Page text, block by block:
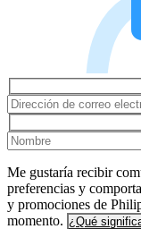
Me gustaría recibir
preferencias y
y promociones de
momento. ¿Qué